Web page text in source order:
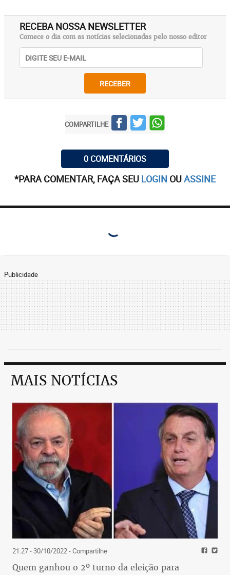
RECEBA NOSSA NEWSLETTER
Comece o dia com as notícias selecionadas pelo nosso editor
RECEBER
COMPARTILHE
0 COMENTÁRIOS
*PARA COMENTAR, FAÇA SEU LOGIN OUASSINE
Publicidade
MAIS NOTÍCIAS
21:27 - 30/10/2022- Compartilhe
Quem ganhou o 2º turno da eleição para